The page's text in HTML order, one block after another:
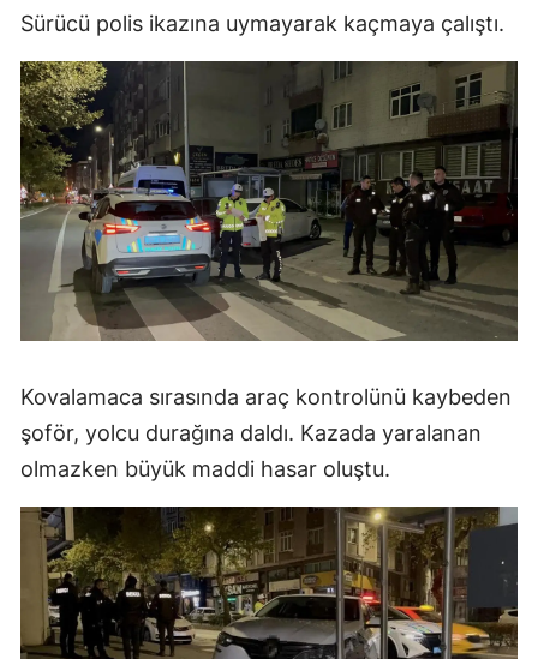
Sürücü polis ikazına uymayarak kaçmaya çalıştı.
Kovalamaca sırasında araç kontrolünü kaybeden
şoför, yolcu durağına daldı. Kazada yaralanan
olmazken büyük maddi hasar oluştu.